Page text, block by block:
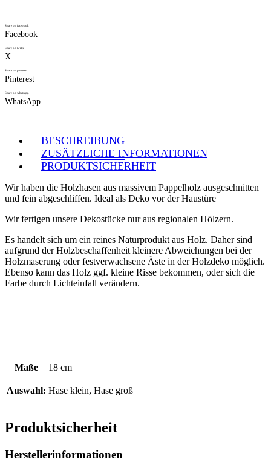
Share on facebook
Facebook
Share on twitter
X
Share on pinterest
Pinterest
Share on whatsapp
WhatsApp
BESCHREIBUNG
ZUSÄTZLICHE INFORMATIONEN
PRODUKTSICHERHEIT
Wir haben die Holzhasen aus massivem Pappelholz ausgeschnitten
und fein abgeschliffen. Ideal als Deko vor der Haustüre
Wir fertigen unsere Dekostücke nur aus regionalen Hölzern.
Es handelt sich um ein reines Naturprodukt aus Holz. Daher sind
aufgrund der Holzbeschaffenheit kleinere Abweichungen bei der
Holzmaserung oder festverwachsene Äste in der Holzdeko möglich.
Ebenso kann das Holz ggf. kleine Risse bekommen, oder sich die
Farbe durch Lichteinfall verändern.
Maße 18 cm
Auswahl: Hase klein, Hase groß
Produktsicherheit
Herstellerinformationen